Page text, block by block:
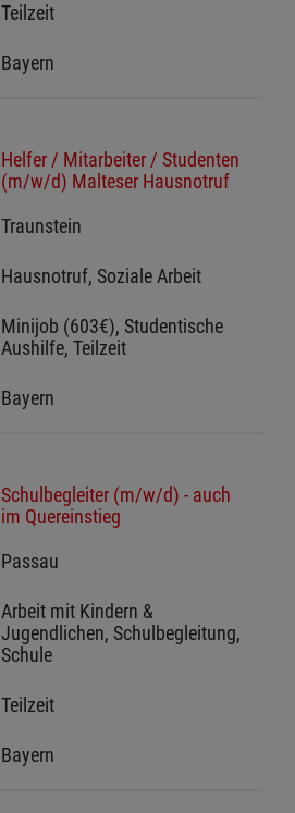
Teilzeit
Bayern
Helfer / Mitarbeiter / Studenten
(m/w/d) Malteser Hausnotruf
Traunstein
Hausnotruf, Soziale Arbeit
Minijob (603€), Studentische
Aushilfe, Teilzeit
Bayern
Schulbegleiter (m/w/d) - auch
im Quereinstieg
Passau
Arbeit mit Kindern &
Jugendlichen, Schulbegleitung,
Schule
Teilzeit
Bayern